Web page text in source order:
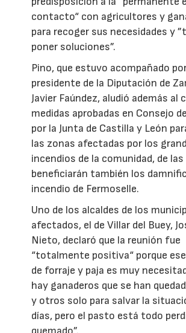
contacto“ con agricultores y
para recoger sus necesidades y
poner soluciones”.
Pino, que estuvo acompañado
presidente de la Diputación de
Javier Faúndez, aludió además al
medidas aprobadas en Consejo
por la Junta de Castilla y León
las zonas afectadas por los
incendios de la comunidad, de las
beneficiarán también los
incendio de Fermoselle.
Uno de los alcaldes de los
afectados, el de Villar del Buey,
Nieto, declaró que la reunión fue
“totalmente positiva“ porque
de forraje y paja es muy
hay ganaderos que se han
y otros solo para salvar la
días, pero el pasto está todo